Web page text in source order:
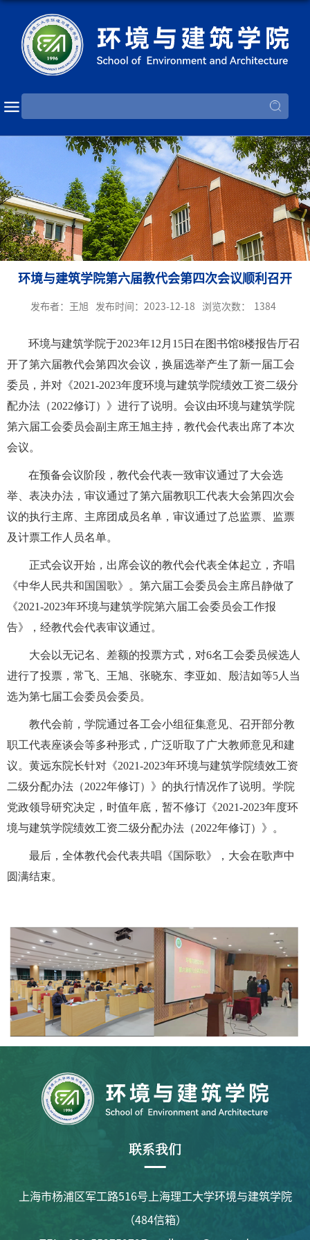
环境与建筑学院第六届教代会第四次会议顺利召开
发布者：王旭 发布时间：2023-12-18 浏览次数： 1384
环境与建筑学院于2023年12月 15日在图书馆8楼报告厅召
开了第六届教代会第四次会议，换届选举产生了新一届工会
委员，并对《2021-2023年度环境与建筑学院绩效工资二级分
配办法（2022修订）》进行了说明。会议由环境与建筑学院
第六届工会委员会副主席王旭主持，教代会代表出席了本次
会议。
在预备会议阶段，教代会代表一致审议通过了大会选
举、表决办法，审议通过了第六届教职工代表大会第四次会
议的执行主席、主席团成员名单，审议通过了总监票、监票
及计票工作人员名单。
正式会议开始，出席会议的教代会代表全体起立，齐唱
《中华人民共和国国歌》。第六届工会委员会主席吕静做了
《2021-2023年环境与建筑学院第六届工会委员会工作报
告》，经教代会代表审议通过。
大会以无记名、差额的投票方式，对6名工会委员候选人
进行了投票，常飞、王旭、张晓东、李亚如、殷洁如等5人当
选为第七届工会委员会委员。
教代会前，学院通过各工会小组征集意见、召开部分教
职工代表座谈会等多种形式，广泛听取了广大教师意见和建
议。黄远东院长针对《2021-2023年环境与建筑学院绩效工资
二级分配办法（2022年修订）》的执行情况作了说明。学院
党政领导研究决定，时值年底，暂不修订《2021-2023年度环
境与建筑学院绩效工资二级分配办法（2022年修订）》。
最后，全体教代会代表共唱《国际歌》，大会在歌声中
圆满结束。
联系我们
上海市杨浦区军工路516号上海理工大学环境与建筑学院
（484信箱）